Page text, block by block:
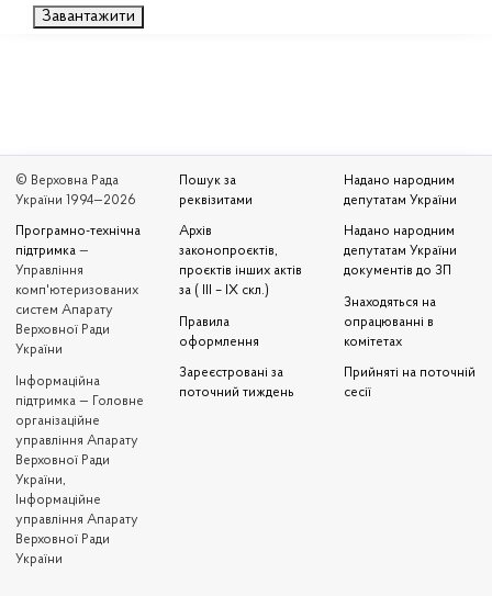
Завантажити
© Верховна Рада
України 1994—2026
Програмно-технічна
підтримка —
Управління
комп'ютеризованих
систем Апарату
Верховної Ради
України
Iнформаційна
підтримка — Головне
організаційне
управління Апарату
Верховної Ради
України,
Інформаційне
управління Апарату
Верховної Ради
України
Пошук за
реквізитами
Архів
законопроєктів,
проєктів інших актів
за ( III – IX скл.)
Правила
оформлення
Зареєстровані за
поточний тиждень
Надано народним
депутатам України
Надано народним
депутатам України
документів до ЗП
Знаходяться на
опрацюванні в
комітетах
Прийняті на поточній
сесії